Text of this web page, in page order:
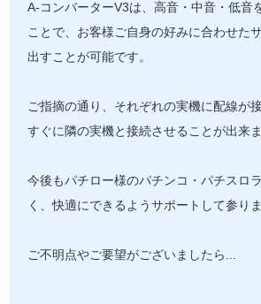
A-コンバーターV3は、高音・中音・低音
ことで、お客様ご自身の好みに合わせた
出すことが可能です。
ご指摘の通り、それぞれの実機に配線が
すぐに隣の実機と接続させることが出来ま
今後もパチロー様のパチンコ・パチスロ
く、快適にできるようサポートして参りま
ご不明点やご要望がございましたら ...